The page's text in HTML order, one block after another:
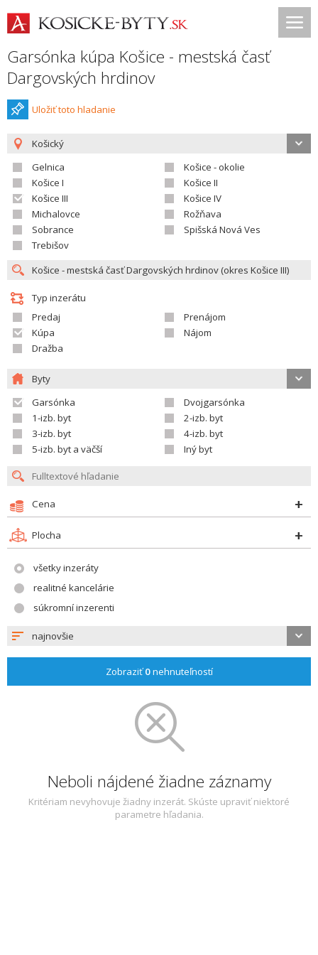
Garsónka kúpa Košice - mestská časť
Dargovských hrdinov
Uložiť toto hladanie
Košický
Gelnica
Košice - okolie
Košice I
Košice II
Košice III
Košice IV
Michalovce
Rožňava
Sobrance
Spišská Nová Ves
Trebišov
Typ inzerátu
Predaj
Prenájom
Kúpa
Nájom
Dražba
Byty
Garsónka
Dvojgarsónka
1-izb. byt
2-izb. byt
3-izb. byt
4-izb. byt
5-izb. byt a väčší
Iný byt
Cena
Plocha
všetky inzeráty
realitné kancelárie
súkromní inzerenti
najnovšie
Zobraziť0nehnuteľností
Neboli nájdené žiadne záznamy
Kritériam nevyhovuje žiadny inzerát. Skúste upraviť niektoré
parametre hľadania.